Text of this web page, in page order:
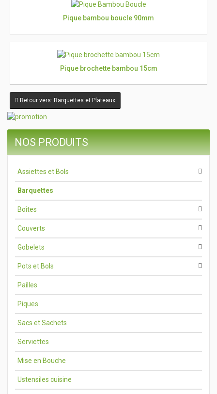
Pique bambou boucle 90mm
Pique brochette bambou 15cm
Retour vers: Barquettes et Plateaux
NOS PRODUITS
Assiettes et Bols
Barquettes
Boîtes
Couverts
Gobelets
Pots et Bols
Pailles
Piques
Sacs et Sachets
Serviettes
Mise en Bouche
Ustensiles cuisine